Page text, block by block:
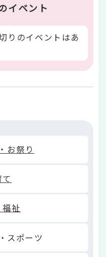
イベント
りのイベントはあ
お祭り
祉
スポーツ